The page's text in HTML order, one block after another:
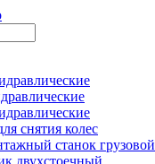
снятия колес
станок грузовой
двухстоечный